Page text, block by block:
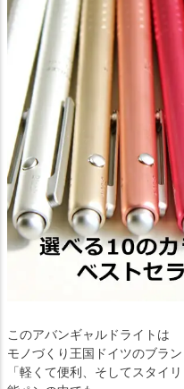
このアバンギャルドライトは
モノづくり王国ドイツのブラ
「軽くて便利、そしてスタイ